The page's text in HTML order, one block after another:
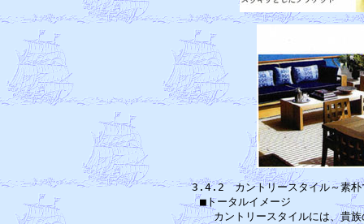
3.4.2　カントリースタイル～
■トー
カントリースタイルには、貴族